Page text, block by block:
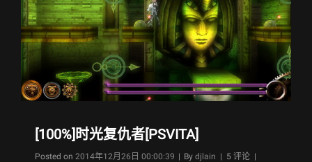
[100%]时光复仇者[PSVITA]
Posted on 2014年12月26日 00:00:39 | By Byline
djlain | 5 评论 |